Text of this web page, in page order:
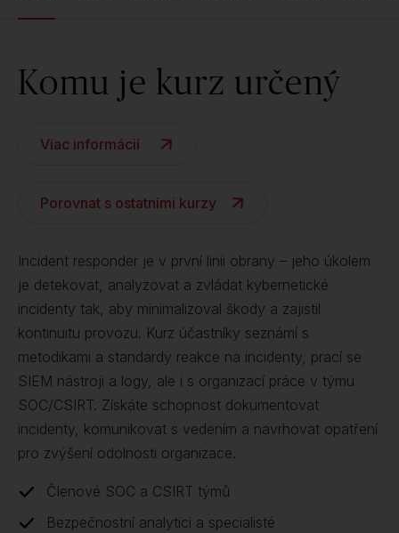
Komu je kurz určený
Viac informácií
Porovnat s ostatními kurzy
Incident responder je v první linii obrany – jeho úkolem
je detekovat, analyzovat a zvládat kybernetické
incidenty tak, aby minimalizoval škody a zajistil
kontinuitu provozu. Kurz účastníky seznámí s
metodikami a standardy reakce na incidenty, prací se
SIEM nástroji a logy, ale i s organizací práce v týmu
SOC/CSIRT. Získáte schopnost dokumentovat
incidenty, komunikovat s vedením a navrhovat opatření
pro zvýšení odolnosti organizace.
Členové SOC a CSIRT týmů
Bezpečnostní analytici a specialisté